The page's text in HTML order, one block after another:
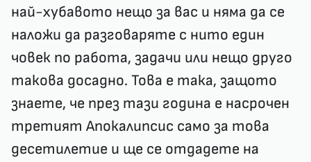
най-хубавото нещо за вас и няма да се
наложи да разговаряте с нито един
човек по работа, задачи или нещо друго
такова досадно. Това е така, защото
знаете, че през тази година е насрочен
третият Апокалипсис само за това
десетилетие и ще се отдадете на